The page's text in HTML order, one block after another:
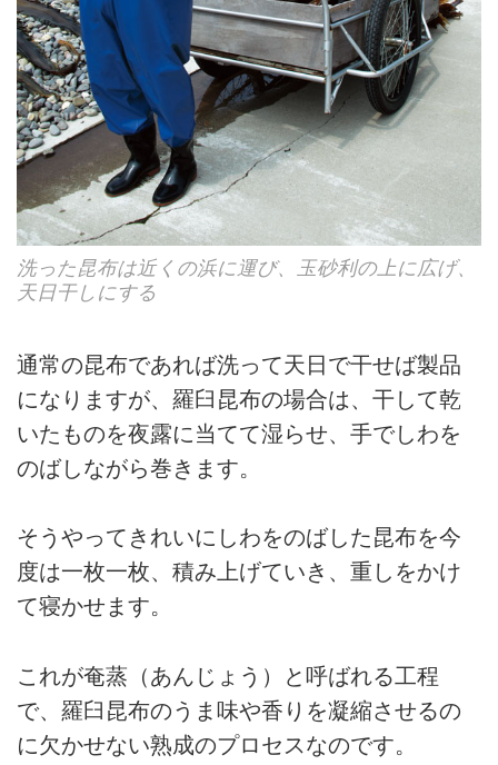
洗った昆布は近くの浜に運び、玉砂利の上に広げ、
天日干しにする
通常の昆布であれば洗って天日で干せば製品
になりますが、羅臼昆布の場合は、干して乾
いたものを夜露に当てて湿らせ、手でしわを
のばしながら巻きます。
そうやってきれいにしわをのばした昆布を今
度は一枚一枚、積み上げていき、重しをかけ
て寝かせます。
これが奄蒸（あんじょう）と呼ばれる工程
で、羅臼昆布のうま味や香りを凝縮させるの
に欠かせない熟成のプロセスなのです。